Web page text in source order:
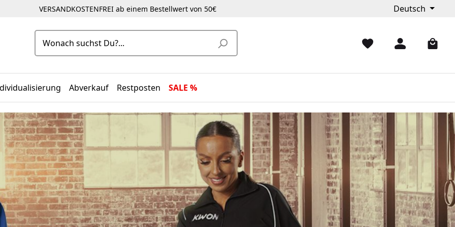
VERSANDKOSTENFREI ab einem Bestellwert von 50€ Deutsch
Abverkauf Restposten SALE %